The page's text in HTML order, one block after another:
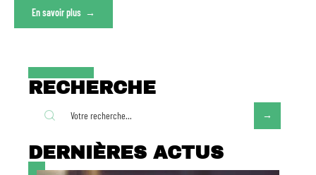
En savoir plus
RECHERCHE
DERNIÈRES ACTUS